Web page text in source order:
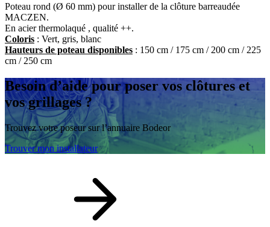
Poteau rond (Ø 60 mm) pour installer de la clôture barreaudée
MACZEN.
En acier thermolaqué , qualité ++.
Coloris : Vert, gris, blanc
Hauteurs de poteau disponibles : 150 cm / 175 cm / 200 cm / 225
cm / 250 cm
Besoin d’aidepour poser vos clôtures et
vos grillages ?
Trouvez votre poseur sur l’annuaire Bodeor
Trouver mon installateur